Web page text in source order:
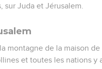
sur Juda et Jérusalem.
montagne de la maison
et toutes les nations y